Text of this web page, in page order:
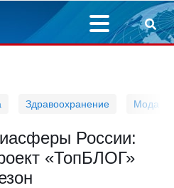
Здравоохранение Мода
России:
«ТопБЛОГ»